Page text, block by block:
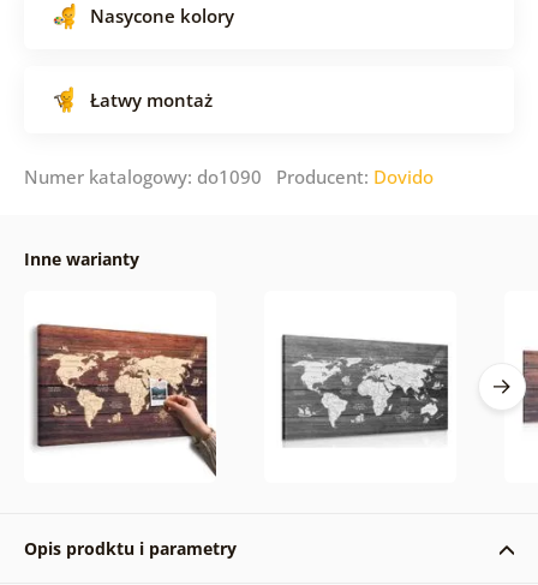
Nasycone kolory
Łatwy montaż
Numer katalogowy: do1090 Producent: Dovido
Inne warianty
Opis prodktu i parametry